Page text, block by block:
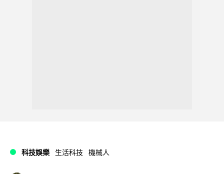
科技娛樂 生活科技 機械人